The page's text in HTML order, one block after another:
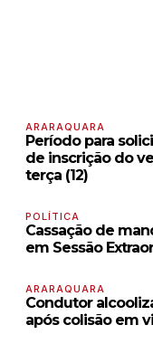
ARARAQUARA
Período para
de inscrição do
terça (12)
POLÍTICA
Cassação de
em Sessão
ARARAQUARA
Condutor
após colisão em